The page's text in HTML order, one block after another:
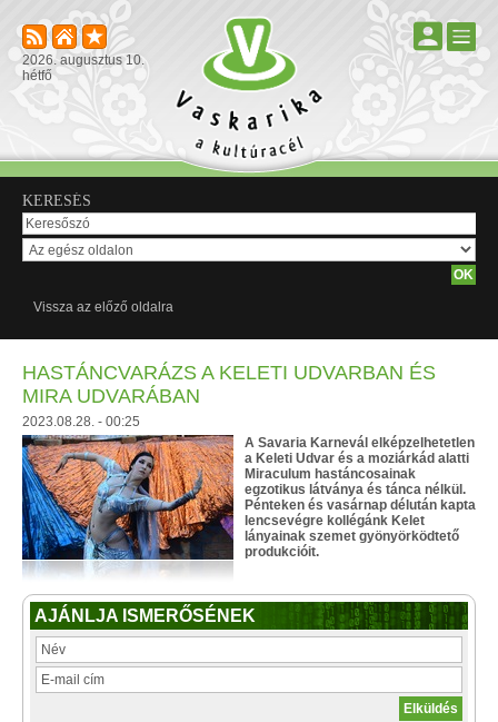
2026. augusztus 10.
hétfő
KERESÉS
Vissza az előző oldalra
HASTÁNCVARÁZS A KELETI UDVARBAN ÉS
MIRA UDVARÁBAN
2023.08.28. - 00:25
A Savaria Karnevál elképzelhetetlen
a Keleti Udvar és a moziárkád alatti
Miraculum hastáncosainak
egzotikus látványa és tánca nélkül.
Pénteken és vasárnap délután kapta
lencsevégre kollégánk Kelet
lányainak szemet gyönyörködtető
produkcióit.
AJÁNLJA ISMERŐSÉNEK